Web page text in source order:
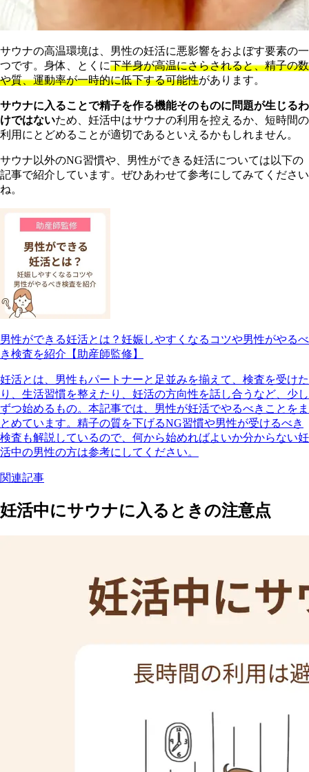
サウナの高温環境は、男性の妊活に悪影響をおよぼす要素の一
つです。身体、とくに下半身が高温にさらされると、精子の数
や質、運動率が一時的に低下する可能性があります。
サウナに入ることで精子を作る機能そのものに問題が生じるわ
けではないため、妊活中はサウナの利用を控えるか、短時間の
利用にとどめることが適切であるといえるかもしれません。
サウナ以外のNG習慣や、男性ができる妊活については以下の
記事で紹介しています。ぜひあわせて参考にしてみてください
ね。
男性ができる妊活とは？妊娠しやすくなるコツや男性がやるべ
き検査を紹介【助産師監修】
妊活とは、男性もパートナーと足並みを揃えて、検査を受けた
り、生活習慣を整えたり、妊活の方向性を話し合うなど、少し
ずつ始めるもの。本記事では、男性が妊活でやるべきことをま
とめています。精子の質を下げるNG習慣や男性が受けるべき
検査も解説しているので、何から始めればよいか分からない妊
活中の男性の方は参考にしてください。
関連記事
妊活中にサウナに入るときの注意点